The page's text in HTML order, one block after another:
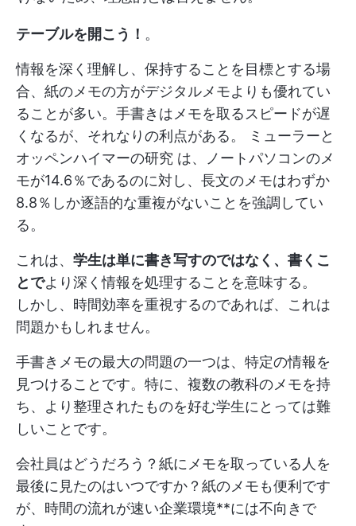
テーブルを開こう！ 。
情報を深く理解し、保持することを目標とする場
合、紙のメモの方がデジタルメモよりも優れてい
ることが多い。手書きはメモを取るスピードが遅
くなるが、それなりの利点がある。
ミューラーと
オッペンハイマーの研究 は、ノートパソコンのメ
モが14.6％であるのに対し、長文のメモはわずか
8.8％しか逐語的な重複がないことを強調してい
る。
これは、 学生は単に書き写すのではなく、書くこ
とでより深く情報を処理することを意味する。
しかし、時間効率を重視するのであれば、これは
問題かもしれません。
手書きメモの最大の問題の一つは、特定の情報を
見つけることです。特に、複数の教科のメモを持
ち、より整理されたものを好む学生にとっては難
しいことです。
会社員はどうだろう？紙にメモを取っている人を
最後に見たのはいつですか？紙のメモも便利です
が、時間の流れが速い企業環境**には不向きで